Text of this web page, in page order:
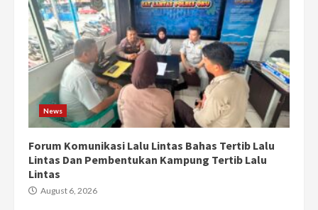
News
Forum Komunikasi Lalu Lintas Bahas Tertib Lalu
Lintas Dan Pembentukan Kampung Tertib Lalu
Lintas
August 6, 2026